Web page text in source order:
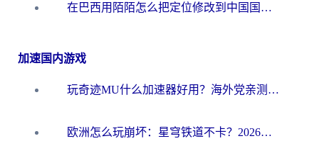
在巴西用陌陌怎么把定位修改到中国国内？海外党必看的回国加速全攻略
加速国内游戏
玩奇迹MU什么加速器好用？海外党亲测：这款加速器让你告别延迟卡顿！
欧洲怎么玩崩坏：星穹铁道不卡？2026海外玩家国服游戏加速器终极攻略